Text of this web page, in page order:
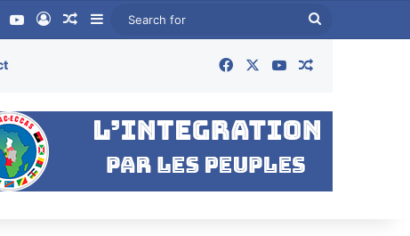
YouTube
Log InRandom Article
Sidebar
Search
FacebookYouTubeRandom